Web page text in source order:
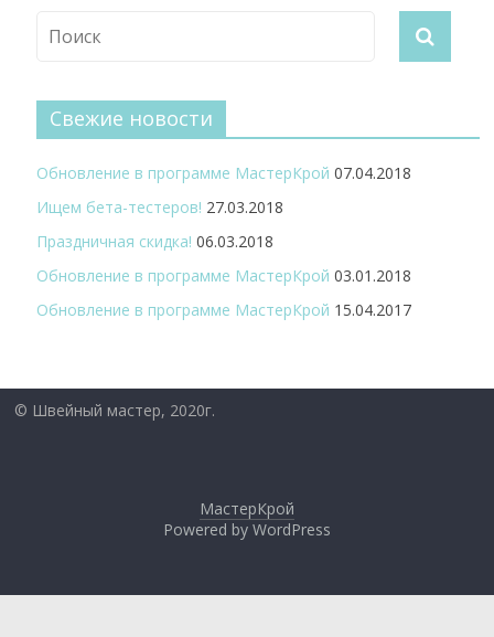
Свежие новости
Обновление в программе МастерКрой 07.04.2018
Ищем бета-тестеров! 27.03.2018
Праздничная скидка! 06.03.2018
Обновление в программе МастерКрой 03.01.2018
Обновление в программе МастерКрой 15.04.2017
© Швейный мастер, 2020г.
МастерКрой
Powered by WordPress